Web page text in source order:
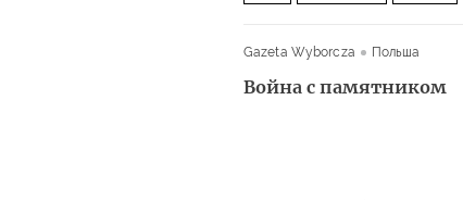
Gazeta Wyborcza Польша
Война с памятником